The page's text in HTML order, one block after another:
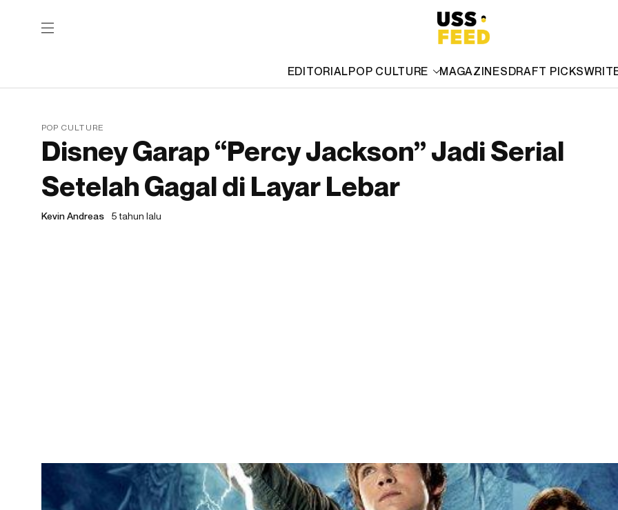
EDITORIALPOP CULTURE MAGAZINESDRAFT PICKS
POP CULTURE
Disney Garap “Percy Jackson” Jadi Serial
Setelah Gagal di Layar Lebar
Kevin Andreas 5 tahun lalu